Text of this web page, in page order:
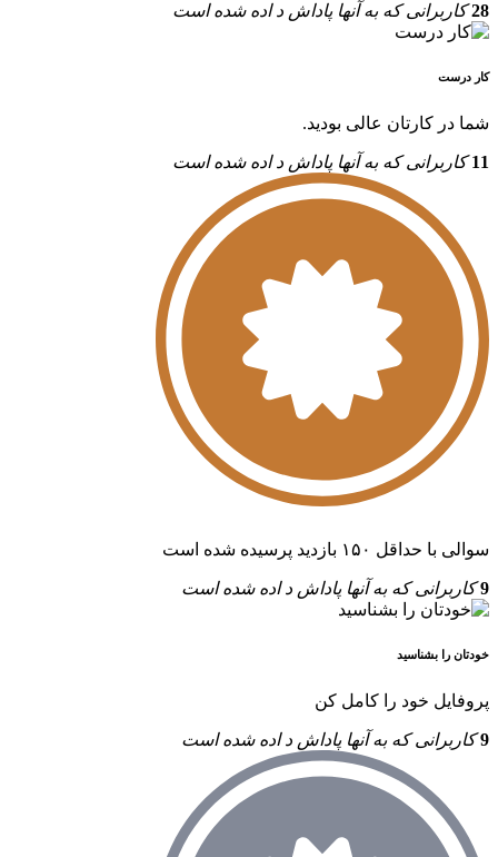
28 کاربرانی که به آنها پاداش د اده شده است
کار درست
شما در کارتان عالی بودید.
11 کاربرانی که به آنها پاداش د اده شده است
سوالی با حداقل ۱۵۰ بازدید پرسیده شده است
9 کاربرانی که به آنها پاداش د اده شده است
خودتان را بشناسید
پروفایل خود را کامل کن
9 کاربرانی که به آنها پاداش د اده شده است